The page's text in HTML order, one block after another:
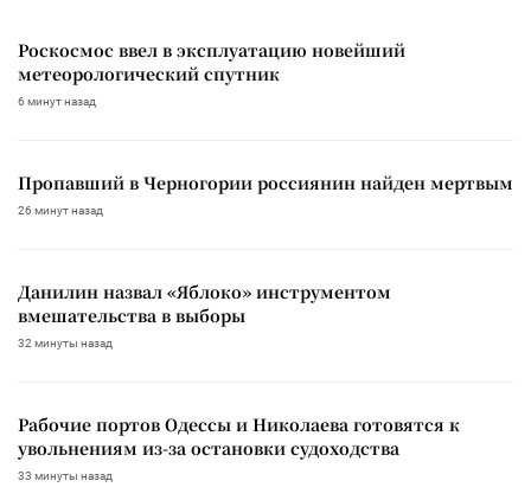
Роскосмос ввел в эксплуатацию новейший
метеорологический спутник
6 минут назад
Пропавший в Черногории россиянин найден мертвым
26 минут назад
Данилин назвал «Яблоко» инструментом
вмешательства в выборы
32 минуты назад
Рабочие портов Одессы и Николаева готовятся к
увольнениям из-за остановки судоходства
33 минуты назад